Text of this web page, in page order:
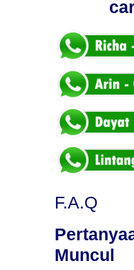
F.A.Q
Muncul